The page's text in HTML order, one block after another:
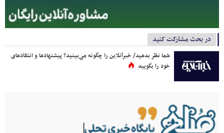
در بحث مشارکت کنید
شما نظر بدهید/ خبرآنلاین را چگونه می‌بینید؟ پیشنهادها و انتقادهای
خود را بگویید